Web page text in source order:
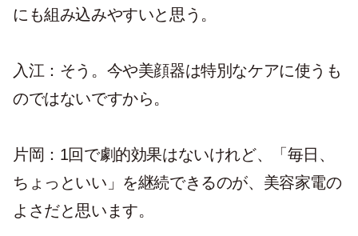
にも組み込みやすいと思う。
入江：そう。今や美顔器は特別なケアに使うも
のではないですから。
片岡：1回で劇的効果はないけれど、「毎日、
ちょっといい」を継続できるのが、美容家電の
よさだと思います。